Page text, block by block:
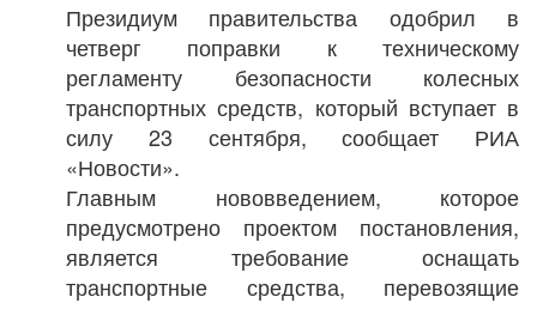
Президиум правительства одобрил в
четверг поправки к техническому
регламенту безопасности колесных
транспортных средств, который вступает в
силу 23 сентября, сообщает РИА
«Новости».
Главным нововведением, которое
предусмотрено проектом постановления,
является требование оснащать
транспортные средства, перевозящие